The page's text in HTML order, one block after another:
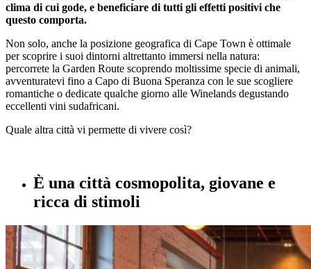
clima di cui gode, e beneficiare di tutti gli effetti positivi che
questo comporta.
Non solo, anche la posizione geografica di Cape Town è ottimale
per scoprire i suoi dintorni altrettanto immersi nella natura:
percorrete la Garden Route scoprendo moltissime specie di animali,
avventuratevi fino a Capo di Buona Speranza con le sue scogliere
romantiche o dedicate qualche giorno alle Winelands degustando
eccellenti vini sudafricani.
Quale altra città vi permette di vivere così?
È una città cosmopolita, giovane e
ricca di stimoli